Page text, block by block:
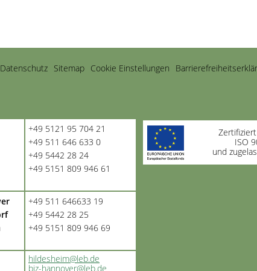
Datenschutz Sitemap Cookie Einstellungen
+49 5121 95 704 21
+49 511 646 633 0
+49 5442 28 24
+49 5151 809 946 61
+49 511 646633 19
+49 5442 28 25
+49 5151 809 946 69
hildesheim@leb.de
biz-hannover@leb.de
ISO
und